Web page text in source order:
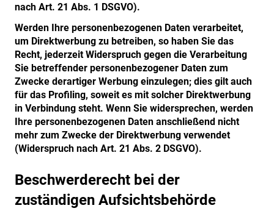
nach Art. 21 Abs. 1 DSGVO).
Werden Ihre personenbezogenen Daten verarbeitet,
um Direktwerbung zu betreiben, so haben Sie das
Recht, jederzeit Widerspruch gegen die Verarbeitung
Sie betreffender personenbezogener Daten zum
Zwecke derartiger Werbung einzulegen; dies gilt auch
für das Profiling, soweit es mit solcher Direktwerbung
in Verbindung steht. Wenn Sie widersprechen, werden
Ihre personenbezogenen Daten anschließend nicht
mehr zum Zwecke der Direktwerbung verwendet
(Widerspruch nach Art. 21 Abs. 2 DSGVO).
Beschwerderecht bei der
zuständigen Aufsichtsbehörde